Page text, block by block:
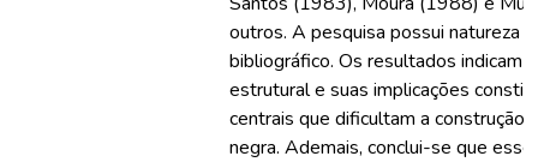
outros. A pesquisa possui natureza
bibliográfico. Os resultados indicam
estrutural e suas implicações
centrais que dificultam a construção
negra. Ademais, conclui-se que